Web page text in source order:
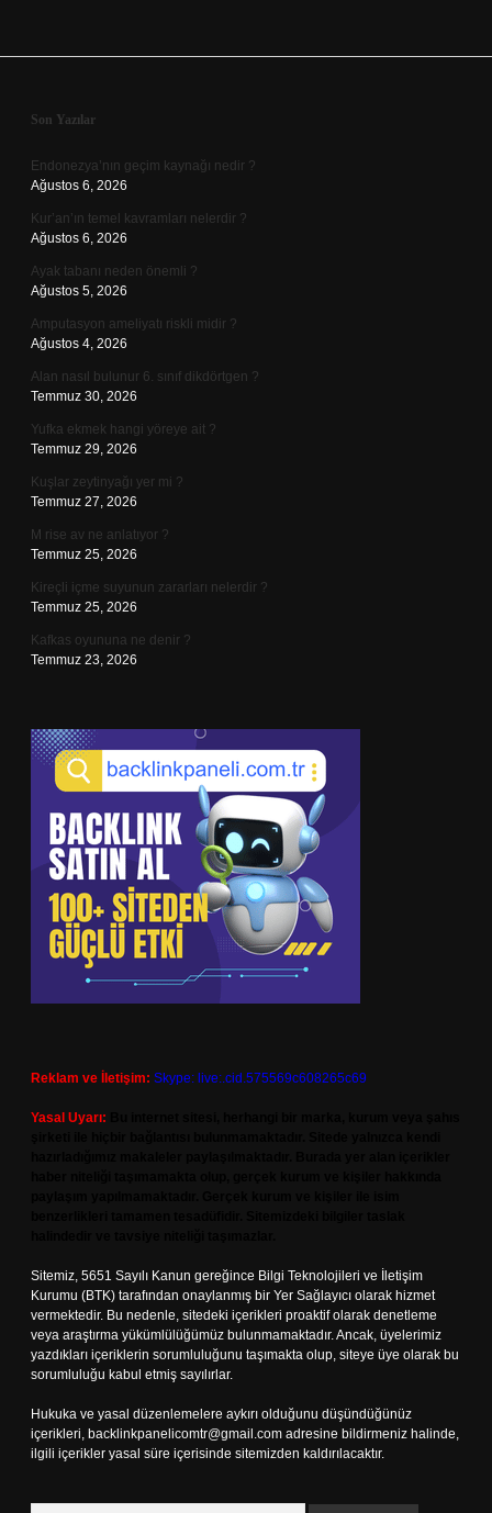
Sidebar
Son Yazılar
Endonezya’nın geçim kaynağı nedir ?
Ağustos 6, 2026
Kur’an’ın temel kavramları nelerdir ?
Ağustos 6, 2026
Ayak tabanı neden önemli ?
Ağustos 5, 2026
Amputasyon ameliyatı riskli midir ?
Ağustos 4, 2026
Alan nasıl bulunur 6. sınıf dikdörtgen ?
Temmuz 30, 2026
Yufka ekmek hangi yöreye ait ?
Temmuz 29, 2026
Kuşlar zeytinyağı yer mi ?
Temmuz 27, 2026
M rise av ne anlatıyor ?
Temmuz 25, 2026
Kireçli içme suyunun zararları nelerdir ?
Temmuz 25, 2026
Kafkas oyununa ne denir ?
Temmuz 23, 2026
Reklam ve İletişim: Skype: live:.cid.575569c608265c69
Yasal Uyarı:
Sitemiz, 5651 Sayılı Kanun gereğince Bilgi Teknolojileri ve İletişim
Kurumu (BTK) tarafından onaylanmış bir Yer Sağlayıcı olarak hizmet
vermektedir. Bu nedenle, sitedeki içerikleri proaktif olarak denetleme
veya araştırma yükümlülüğümüz bulunmamaktadır. Ancak, üyelerimiz
yazdıkları içeriklerin sorumluluğunu taşımakta olup, siteye üye olarak bu
sorumluluğu kabul etmiş sayılırlar.
Hukuka ve yasal düzenlemelere aykırı olduğunu düşündüğünüz
içerikleri, backlinkpanelicomtr@gmail.com adresine bildirmeniz halinde,
ilgili içerikler yasal süre içerisinde sitemizden kaldırılacaktır.